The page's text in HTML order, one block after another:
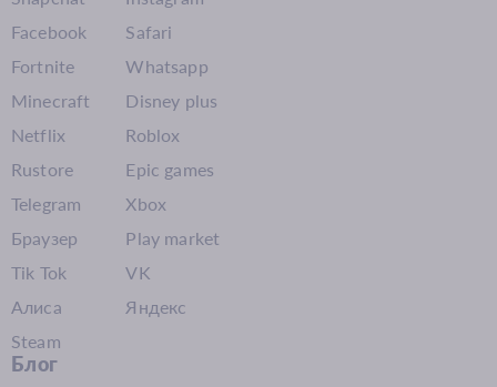
Facebook
Safari
Fortnite
Whatsapp
Minecraft
Disney plus
Netflix
Roblox
Rustore
Epic games
Telegram
Xbox
Браузер
Play market
Tik Tok
VK
Алиса
Яндекс
Steam
Блог